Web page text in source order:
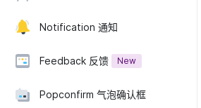
Notification 通知
Feedback 反馈 New
Popconfirm 气泡确认框